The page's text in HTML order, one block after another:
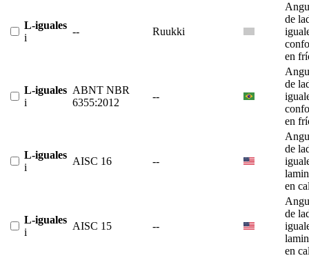
L-iguales
i
-- Ruukki
de
en
L-iguales
i
ABNT NBR
6355:2012
--
de
en
L-iguales
i
AISC 16 --
de
en
L-iguales
i
AISC 15 --
de
en